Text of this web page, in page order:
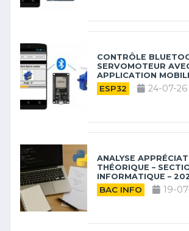
CONTRÔLE
SERVOMOTEUR
APPLICATION
ESP32 24-07-26
ANALYSE
THÉORIQUE –
INFORMATIQUE –
BAC INFO 19-